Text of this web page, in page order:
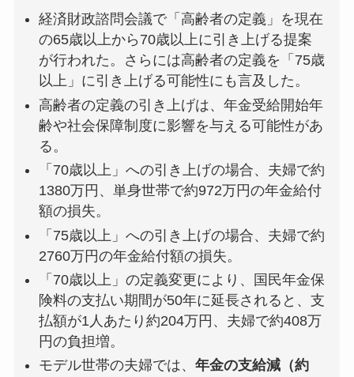
経済財政諮問会議で「高齢者の定義」を現在
の65歳以上から70歳以上に引き上げる提案
が行われた。さらには高齢者の定義を「75歳
以上」に引き上げる可能性にも言及した。
高齢者の定義の引き上げは、年金受給開始年
齢や社会保障制度に影響を与える可能性があ
る。
「70歳以上」への引き上げの場合、夫婦で約
1380万円、単身世帯で約972万円の年金給付
額の損失。
「75歳以上」への引き上げの場合、夫婦で約
2760万円の年金給付額の損失。
「70歳以上」の定義変更により、国民年金保
険料の支払い期間が50年に延長されると、支
払額が1人あたり約204万円、夫婦で約408万
円の負担増。
モデル世帯の夫婦では、年金の支給減（約